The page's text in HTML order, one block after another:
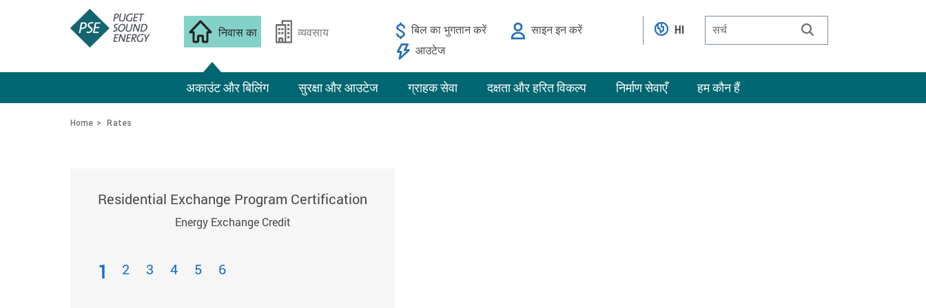
निवास का
अकाउंट और बिलिंग सुरक्षा और आउटेज ग्राहक सेवा दक्षता और हरित विकल्प निर्माण सेवाएँ हम कौन हैं
व्यवसाय बिल का भुगतान करें
साइन इन करें
आउटेज
HI
Home Rates
Residential Exchange Program Certification
Energy Exchange Credit
1 2 3 4 5 6